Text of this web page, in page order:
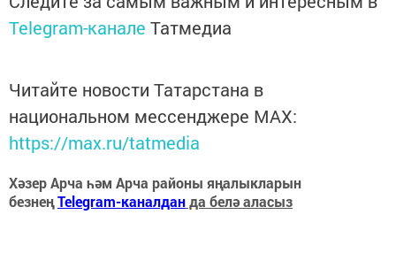
Telegram-канале Татмедиа
Читайте новости Татарстана в
национальном мессенджере MАХ:
https://max.ru/tatmedia
Хәзер Арча һәм Арча районы яңалыкларын
безнеңTelegram-каналданда белә аласыз